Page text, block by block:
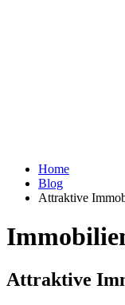
Home
Blog
Attraktive
Attraktive